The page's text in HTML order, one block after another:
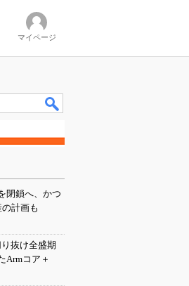
マイページ
閉鎖へ、かつ
計画も
抜け全盛期
Armコア＋